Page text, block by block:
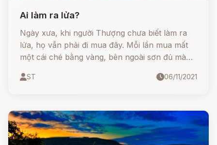
Ai làm ra lửa?
Ngày xưa, khi người Thượng chưa biết làm ra
lửa, họ vẫn phải đi mua đãy. Mỗi lần mua mất
một cái ché bằng vàng, bên ngoài sơn đủ màu
ST 06/11/2021